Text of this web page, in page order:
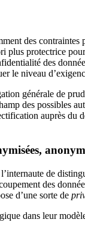
des contraintes
plus protectrice
des
le niveau
générale de
des possibles
auprès du
de
des
d’une sorte de
dans leur